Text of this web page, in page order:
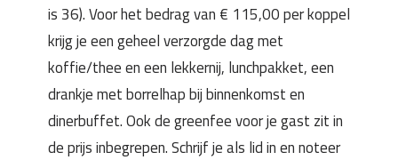
is 36). Voor het bedrag van € 115,00 per koppel
krijg je een geheel verzorgde dag met
koffie/thee en een lekkernij, lunchpakket, een
drankje met borrelhap bij binnenkomst en
dinerbuffet. Ook de greenfee voor je gast zit in
de prijs inbegrepen. Schrijf je als lid in en noteer